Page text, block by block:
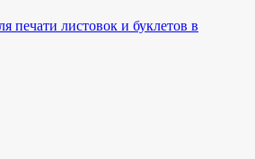
печати листовок и буклетов в